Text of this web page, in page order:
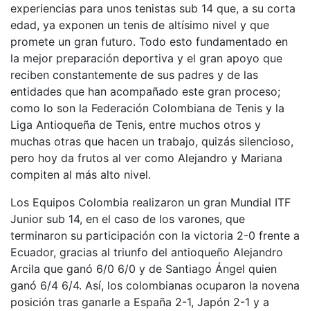
experiencias para unos tenistas sub 14 que, a su corta
edad, ya exponen un tenis de altísimo nivel y que
promete un gran futuro. Todo esto fundamentado en
la mejor preparación deportiva y el gran apoyo que
reciben constantemente de sus padres y de las
entidades que han acompañado este gran proceso;
como lo son la Federación Colombiana de Tenis y la
Liga Antioqueña de Tenis, entre muchos otros y
muchas otras que hacen un trabajo, quizás silencioso,
pero hoy da frutos al ver como Alejandro y Mariana
compiten al más alto nivel.
Los Equipos Colombia realizaron un gran Mundial ITF
Junior sub 14, en el caso de los varones, que
terminaron su participación con la victoria 2-0 frente a
Ecuador, gracias al triunfo del antioqueño Alejandro
Arcila que ganó 6/0 6/0 y de Santiago Ángel quien
ganó 6/4 6/4. Así, los colombianas ocuparon la novena
posición tras ganarle a España 2-1, Japón 2-1 y a